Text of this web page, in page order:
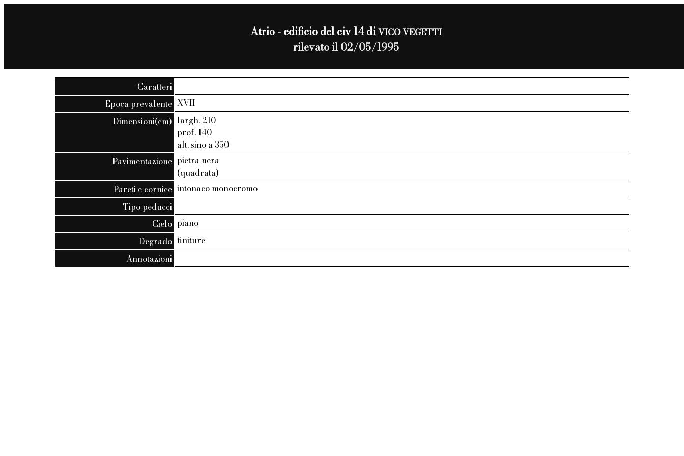
Atrio - edificio del civ 14 diVICO VEGETTI
rilevato il 02/05/1995
Caratteri
Epoca prevalente XVII
Dimensioni(cm) largh. 210
prof. 140
alt. sino a 350
Pavimentazione pietra nera
(quadrata)
Pareti e cornice intonaco monocromo
Tipo peducci
Cielo piano
Degrado finiture
Annotazioni